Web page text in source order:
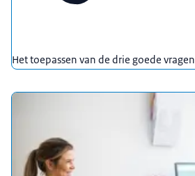
Het toepassen van de drie goede vragen